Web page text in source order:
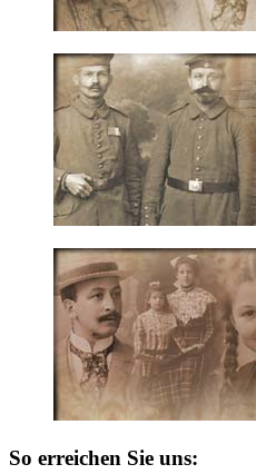
So erreichen Sie uns: